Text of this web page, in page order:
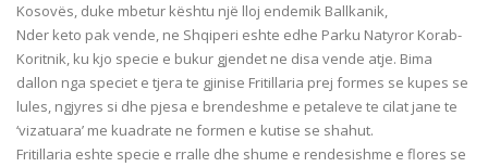
Kosovës, duke mbetur kështu një lloj endemik Ballkanik,
Nder keto pak vende, ne Shqiperi eshte edhe Parku Natyror Korab-
Koritnik, ku kjo specie e bukur gjendet ne disa vende atje. Bima
dallon nga speciet e tjera te gjinise Fritillaria prej formes se kupes se
lules, ngjyres si dhe pjesa e brendeshme e petaleve te cilat jane te
‘vizatuara’ me kuadrate ne formen e kutise se shahut.
Fritillaria eshte specie e rralle dhe shume e rendesishme e flores se